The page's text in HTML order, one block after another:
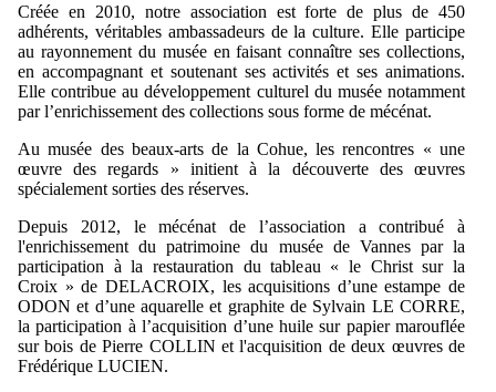
Créée en 2010, notre association est forte de plus de 450
adhérents, véritables ambassadeurs de la culture. Elle participe
au rayonnement du musée en faisant connaître ses collections,
en accompagnant et soutenant ses activités et ses animations.
Elle contribue au développement culturel du musée notamment
par l’enrichissement des collections sous forme de mécénat.
Au musée des beaux-arts de la Cohue, les rencontres « une
œuvre des regards » initient à la découverte des œuvres
spécialement sorties des réserves.
Depuis 2012, le mécénat de l’association a contribué à
l'enrichissement du patrimoine du musée de Vannes par la
participation à la restauration du tableau « le Christ sur la
Croix » de DELACROIX, les acquisitions d’une estampe de
ODON et d’une aquarelle et graphite de Sylvain LE CORRE,
la participation à l’acquisition d’une huile sur papier marouflée
sur bois de Pierre COLLIN et l'acquisition de deux œuvres de
Frédérique LUCIEN.